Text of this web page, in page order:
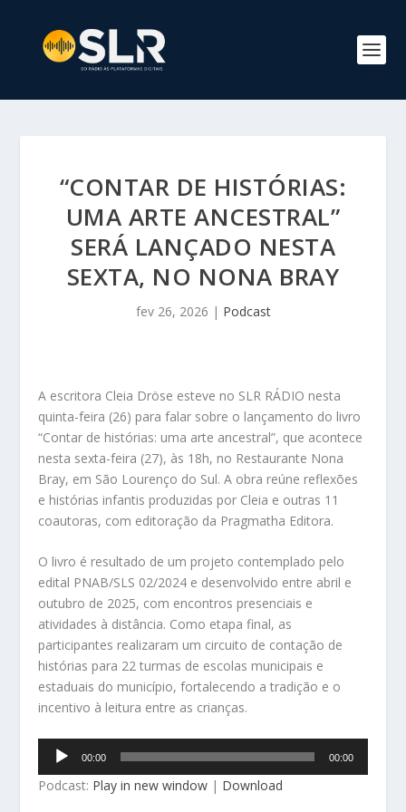
“CONTAR DE HISTÓRIAS:
UMA ARTE ANCESTRAL”
SERÁ LANÇADO NESTA
SEXTA, NO NONA BRAY
fev 26, 2026 | Podcast
A escritora Cleia Dröse esteve no SLR RÁDIO nesta
quinta-feira (26) para falar sobre o lançamento do livro
“Contar de histórias: uma arte ancestral”, que acontece
nesta sexta-feira (27), às 18h, no Restaurante Nona
Bray, em São Lourenço do Sul. A obra reúne reflexões
e histórias infantis produzidas por Cleia e outras 11
coautoras, com editoração da Pragmatha Editora.
O livro é resultado de um projeto contemplado pelo
edital PNAB/SLS 02/2024 e desenvolvido entre abril e
outubro de 2025, com encontros presenciais e
atividades à distância. Como etapa final, as
participantes realizaram um circuito de contação de
histórias para 22 turmas de escolas municipais e
estaduais do município, fortalecendo a tradição e o
incentivo à leitura entre as crianças.
Tocador
áudio
00:00 00:00
Podcast: Play in new window | Download